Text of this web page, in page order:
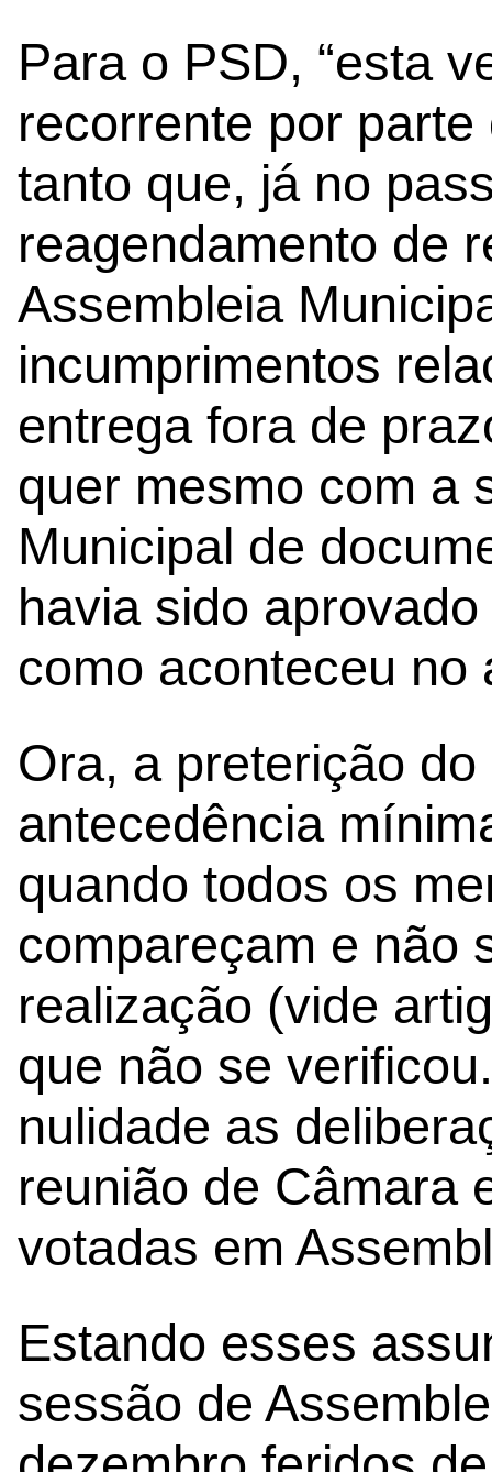
Para o PSD, “esta
recorrente por
tanto que, já no
reagendamento de
Assembleia
incumprimentos
entrega fora de
quer mesmo com a
Municipal de
havia sido
como aconteceu no
Ora, a preterição
antecedência
quando todos os
compareçam e não
realização (vide
que não se
nulidade as
reunião de Câmara
votadas em
Estando esses
sessão de